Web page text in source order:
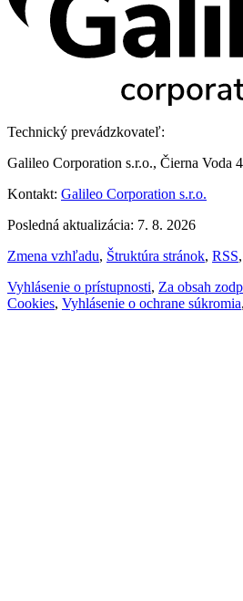
Technický prevádzkovateľ:
Galileo Corporation s.r.o., Čierna Voda
Kontakt: Galileo Corporation s.r.o.
Posledná aktualizácia: 7. 8. 2026
Zmena vzhľadu, Štruktúra stránok, RSS,
Vyhlásenie o prístupnosti, Za obsah
Cookies, Vyhlásenie o ochrane súkromia,